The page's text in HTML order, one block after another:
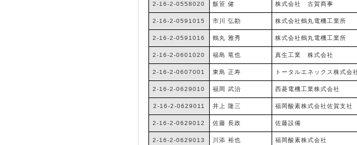
2-16-2-0558020 飯笹 健 株式会社 古賀商事
2-16-2-0591015 市川 弘勘 株式会社鶴丸電機工業所
2-16-2-0591016 鶴丸 雅秀 株式会社鶴丸電機工業所
2-16-2-0601020 福島 竜也 真生工業 株式会社
2-16-2-0607001 東島 正寿 トータルエネックス株式会
2-16-2-0629010 福岡 武治 西菱電機工業株式会社
2-16-2-0629011 井上 隆三 福岡酸素株式会社佐賀支社
2-16-2-0629012 佐藤 長政 佐藤設備
2-16-2-0629013 川添 裕也 福岡酸素株式会社